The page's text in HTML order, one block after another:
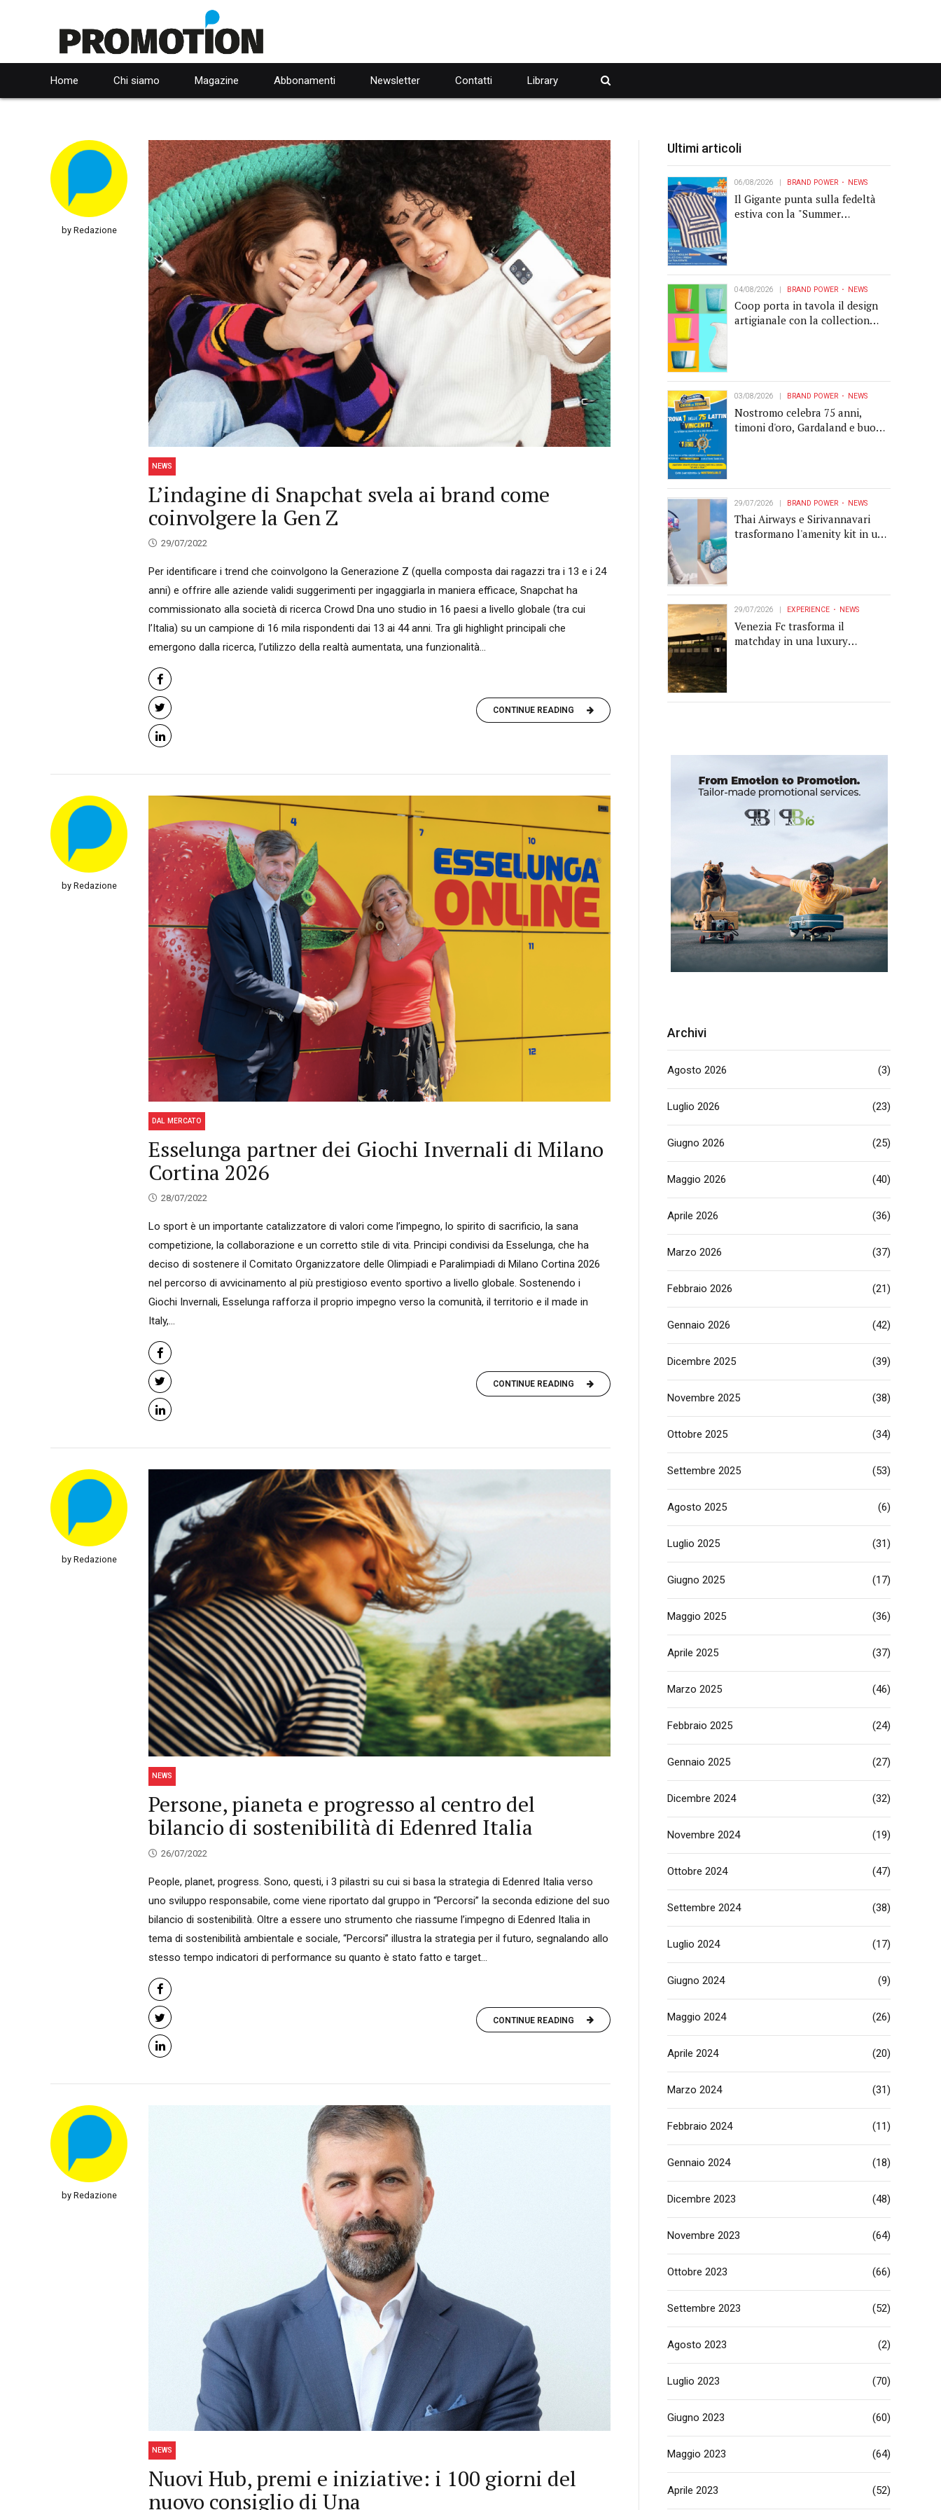
Home Chi siamo Magazine Abbonamenti Newsletter Contatti Library
by Redazione
NEWS
L’indagine di Snapchat svela ai brand come
coinvolgere la Gen Z
29/07/2022
Per identificare i trend che coinvolgono la Generazione Z (quella composta dai ragazzi tra i 13 e i 24
anni) e offrire alle aziende validi suggerimenti per ingaggiarla in maniera efficace, Snapchat ha
commissionato alla società di ricerca Crowd Dna uno studio in 16 paesi a livello globale (tra cui
l’Italia) su un campione di 16 mila rispondenti dai 13 ai 44 anni. Tra gli highlight principali che
emergono dalla ricerca, l’utilizzo della realtà aumentata, una funzionalità...
CONTINUE READING
by Redazione
DAL MERCATO
Esselunga partner dei Giochi Invernali di Milano
Cortina 2026
28/07/2022
Lo sport è un importante catalizzatore di valori come l’impegno, lo spirito di sacrificio, la sana
competizione, la collaborazione e un corretto stile di vita. Principi condivisi da Esselunga, che ha
deciso di sostenere il Comitato Organizzatore delle Olimpiadi e Paralimpiadi di Milano Cortina 2026
nel percorso di avvicinamento al più prestigioso evento sportivo a livello globale. Sostenendo i
Giochi Invernali, Esselunga rafforza il proprio impegno verso la comunità, il territorio e il made in
Italy,...
CONTINUE READING
by Redazione
NEWS
Persone, pianeta e progresso al centro del
bilancio di sostenibilità di Edenred Italia
26/07/2022
People, planet, progress. Sono, questi, i 3 pilastri su cui si basa la strategia di Edenred Italia verso
uno sviluppo responsabile, come viene riportato dal gruppo in “Percorsi” la seconda edizione del suo
bilancio di sostenibilità. Oltre a essere uno strumento che riassume l’impegno di Edenred Italia in
tema di sostenibilità ambientale e sociale, “Percorsi” illustra la strategia per il futuro, segnalando allo
stesso tempo indicatori di performance su quanto è stato fatto e target...
CONTINUE READING
by Redazione
NEWS
Nuovi Hub, premi e iniziative: i 100 giorni del
nuovo consiglio di Una
Ultimi articoli
06/08/2026 BRAND POWER NEWS
Il Gigante punta sulla fedeltà
estiva con la "Summer
04/08/2026 BRAND POWER NEWS
Coop porta in tavola il design
artigianale con la collection
03/08/2026 BRAND POWER NEWS
Nostromo celebra 75 anni,
timoni d'oro, Gardaland e buoni
29/07/2026 BRAND POWER NEWS
Thai Airways e Sirivannavari
trasformano l'amenity kit in un
29/07/2026 EXPERIENCE NEWS
Venezia Fc trasforma il
matchday in una luxury
Archivi
Agosto 2026 (3)
Luglio 2026 (23)
Giugno 2026 (25)
Maggio 2026 (40)
Aprile 2026 (36)
Marzo 2026 (37)
Febbraio 2026 (21)
Gennaio 2026 (42)
Dicembre 2025 (39)
Novembre 2025 (38)
Ottobre 2025 (34)
Settembre 2025 (53)
Agosto 2025 (6)
Luglio 2025 (31)
Giugno 2025 (17)
Maggio 2025 (36)
Aprile 2025 (37)
Marzo 2025 (46)
Febbraio 2025 (24)
Gennaio 2025 (27)
Dicembre 2024 (32)
Novembre 2024 (19)
Ottobre 2024 (47)
Settembre 2024 (38)
Luglio 2024 (17)
Giugno 2024 (9)
Maggio 2024 (26)
Aprile 2024 (20)
Marzo 2024 (31)
Febbraio 2024 (11)
Gennaio 2024 (18)
Dicembre 2023 (48)
Novembre 2023 (64)
Ottobre 2023 (66)
Settembre 2023 (52)
Agosto 2023 (2)
Luglio 2023 (70)
Giugno 2023 (60)
Maggio 2023 (64)
Aprile 2023 (52)